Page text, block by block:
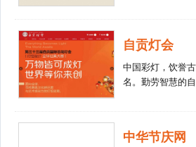
中国少数民族文
家、学者和学生
流学术和学会工
民族民俗、东北
题展览。
自贡灯会
中国彩灯，饮誉
名。勤劳智慧的
脱颖而出，荟萃
中华节庆网